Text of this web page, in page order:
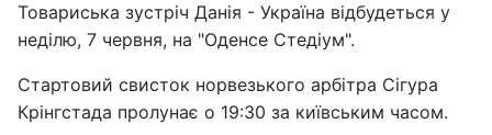
Товариська зустріч Данія - Україна відбудеться у
неділю, 7 червня, на "Оденсе Стедіум".
Стартовий свисток норвезького арбітра Сігура
Крінгстада пролунає о 19:30 за київським часом.